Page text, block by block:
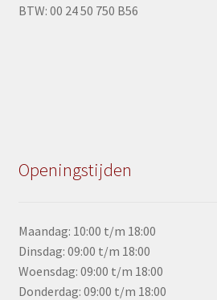
BTW: 00 24 50 750 B56
Openingstijden
Maandag: 10:00 t/m 18:00
Dinsdag: 09:00 t/m 18:00
Woensdag: 09:00 t/m 18:00
Donderdag: 09:00 t/m 18:00